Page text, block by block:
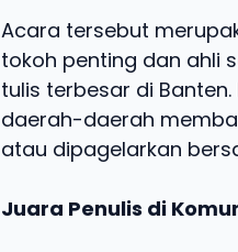
Acara tersebut
tokoh penting dan ahli
tulis terbesar di
daerah-daerah
atau dipagelarkan
Juara Penulis di